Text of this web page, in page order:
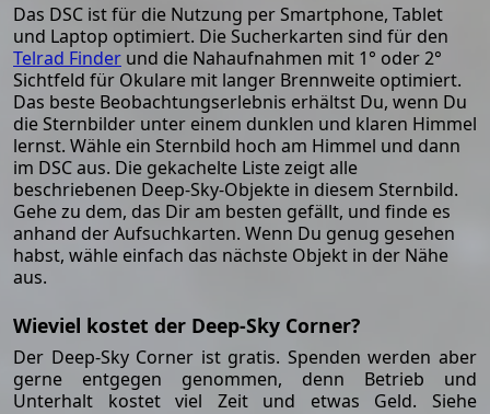
Das DSC ist für die Nutzung per Smartphone, Tablet
und Laptop optimiert. Die Sucherkarten sind für den
Telrad Finder und die Nahaufnahmen mit 1° oder 2°
Sichtfeld für Okulare mit langer Brennweite optimiert.
Das beste Beobachtungserlebnis erhältst Du, wenn Du
die Sternbilder unter einem dunklen und klaren Himmel
lernst. Wähle ein Sternbild hoch am Himmel und dann
im DSC aus. Die gekachelte Liste zeigt alle
beschriebenen Deep-Sky-Objekte in diesem Sternbild.
Gehe zu dem, das Dir am besten gefällt, und finde es
anhand der Aufsuchkarten. Wenn Du genug gesehen
habst, wähle einfach das nächste Objekt in der Nähe
aus.
Wieviel kostet der Deep-Sky Corner?
Der Deep-Sky Corner ist gratis. Spenden werden aber
gerne entgegen genommen, denn Betrieb und
Unterhalt kostet viel Zeit und etwas Geld. Siehe